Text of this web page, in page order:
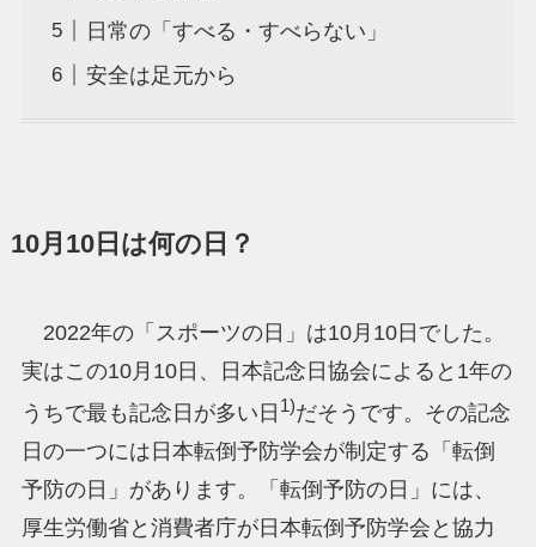
日常の「すべる・すべらない」
安全は足元から
10月10日は何の日？
2022年の「スポーツの日」は10月10日でした。
実はこの10月10日、日本記念日協会によると1年の
うちで最も記念日が多い日 1)だそうです。その記念
日の一つには日本転倒予防学会が制定する「転倒
予防の日」があります。「転倒予防の日」には、
厚生労働省と消費者庁が日本転倒予防学会と協力